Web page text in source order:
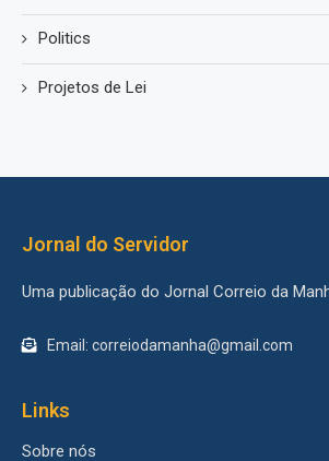
Politics
Projetos de Lei
Jornal do Servidor
Uma publicação do Jornal Correio da
Email: correiodamanha@gmail.com
Links
Sobre nós